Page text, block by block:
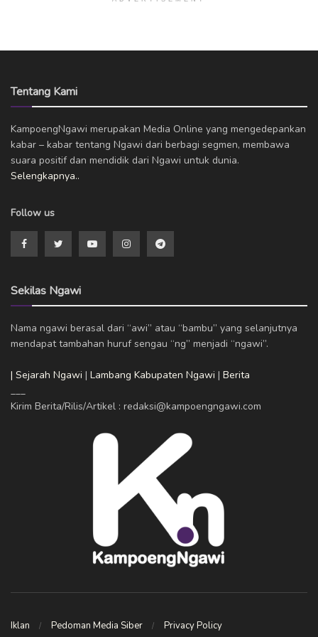
Tentang Kami
KampoengNgawi merupakan Media Online yang mengedepankan
kabar – kabar tentang Ngawi dari berbagi segmen, membawa
suara positif dan mendidik dari Ngawi untuk dunia.
Selengkapnya..
Follow us
Sekilas Ngawi
Nama ngawi berasal dari “awi” atau “bambu” yang selanjutnya
mendapat tambahan huruf sengau “ng” menjadi “ngawi”.
| Sejarah Ngawi | Lambang Kabupaten Ngawi | Berita
___
Kirim Berita/Rilis/Artikel : redaksi@kampoengngawi.com
Iklan Pedoman Media Siber Privacy Policy